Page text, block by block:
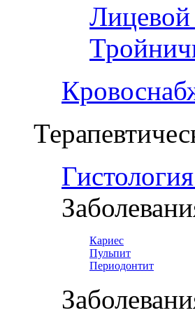
Лицевой
Кариес
Пульпит
Периодонтит